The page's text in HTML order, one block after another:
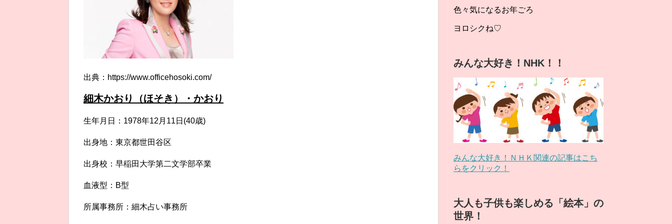
出典：https://www.officehosoki.com/
細木かおり（ほそき）・かおり
生年月日：1978年12月11日(40歳)
出身地：東京都世田谷区
出身校：早稲田大学第二文学部卒業
血液型：B型
所属事務所：細木占い事務所
色々気になるお年ごろ
ヨロシクね♡
みんな大好き！NHK！！
みんな大好き！ＮＨＫ関連の記事はこち
らをクリック！
大人も子供も楽しめる「絵本」の
世界！